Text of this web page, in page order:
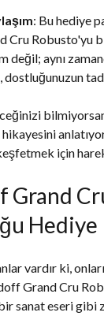
: Bu hediye
Cru Robusto'yu
değil; aynı
için
Hediye
vardır ki,
Grand Cru
sanat eseri gibi